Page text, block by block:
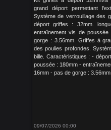
grand déport permettant
Système de verrouillage des
déport griffes : 32mm.
entraînement vis de
gorge : 3.56mm. Griffes à
des poulies profondes.
bille. Caractéristiques : -
poussée : 180mm -
16mm - pas de gorge :
09/07/2026 00:00